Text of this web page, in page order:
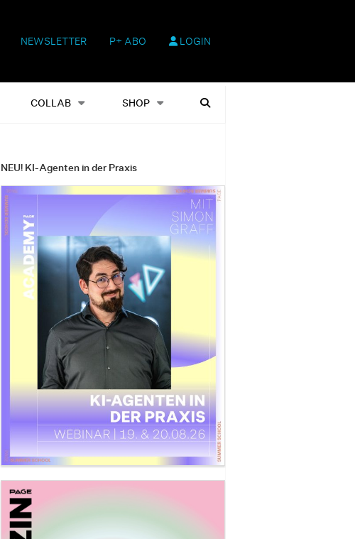
NEWSLETTER P+ ABO LOGIN
COLLAB SHOP
Shop Heftausgaben Suchen
NEU! KI-Agenten in der Praxis